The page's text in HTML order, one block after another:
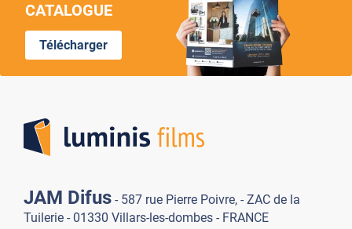
CATALOGUE
Télécharger
JAM Difus - 587 rue Pierre Poivre, - ZAC de la
Tuilerie - 01330 Villars-les-dombes - FRANCE